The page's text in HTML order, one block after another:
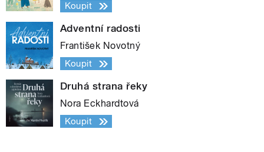
Koupit
Adventní radosti
František Novotný
Koupit
Druhá strana řeky
Nora Eckhardtová
Koupit